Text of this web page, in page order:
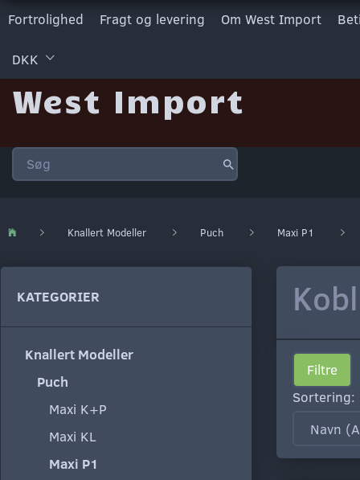
Fortrolighed Fragt og levering Om West Import
DKK
West Import
Knallert Modeller Puch Maxi P1
KATEGORIER
Knallert Modeller
Puch
Maxi K+P
Maxi KL
Maxi P1
Filtre
Sortering: